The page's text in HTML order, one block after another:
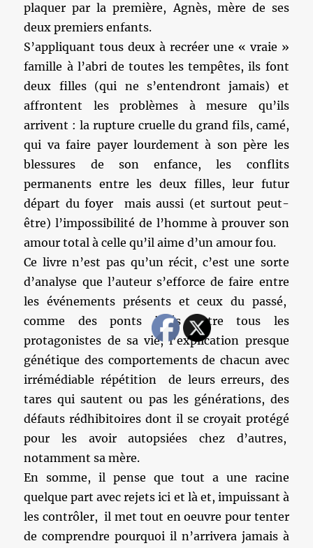
plaquer par la première, Agnès, mère de ses
deux premiers enfants.
S’appliquant tous deux à recréer une « vraie »
famille à l’abri de toutes les tempêtes, ils font
deux filles (qui ne s’entendront jamais) et
affrontent les problèmes à mesure qu’ils
arrivent : la rupture cruelle du grand fils, camé,
qui va faire payer lourdement à son père les
blessures de son enfance, les conflits
permanents entre les deux filles, leur futur
départ du foyer mais aussi (et surtout peut-
être) l’impossibilité de l’homme à prouver son
amour total à celle qu’il aime d’un amour fou.
Ce livre n’est pas qu’un récit, c’est une sorte
d’analyse que l’auteur s’efforce de faire entre
les événements présents et ceux du passé,
comme des ponts jetés entre tous les
protagonistes de sa vie, l’explication presque
génétique des comportements de chacun avec
irrémédiable répétition de leurs erreurs, des
tares qui sautent ou pas les générations, des
défauts rédhibitoires dont il se croyait protégé
pour les avoir autopsiées chez d’autres,
notamment sa mère.
En somme, il pense que tout a une racine
quelque part avec rejets ici et là et, impuissant à
les contrôler, il met tout en oeuvre pour tenter
de comprendre pourquoi il n’arrivera jamais à